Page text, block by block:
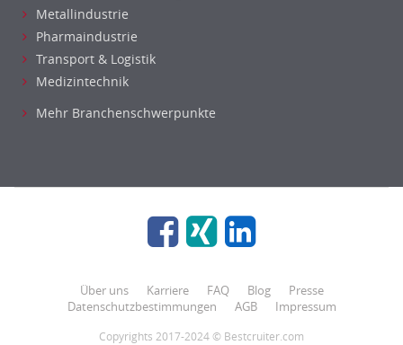
Metallindustrie
Pharmaindustrie
Transport & Logistik
Medizintechnik
Mehr Branchenschwerpunkte
Über uns Karriere FAQ Blog
Presse
Datenschutzbestimmungen
AGB Impressum
Copyrights 2017-2024 © Bestcruiter.com